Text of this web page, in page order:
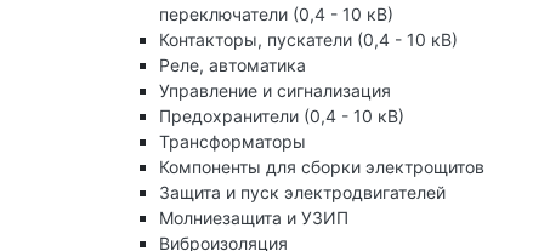
переключатели (0,4 - 10 кВ)
Контакторы, пускатели (0,4 - 10 кВ)
Реле, автоматика
Управление и сигнализация
Предохранители (0,4 - 10 кВ)
Трансформаторы
Компоненты для сборки электрощитов
Защита и пуск электродвигателей
Молниезащита и УЗИП
Виброизоляция